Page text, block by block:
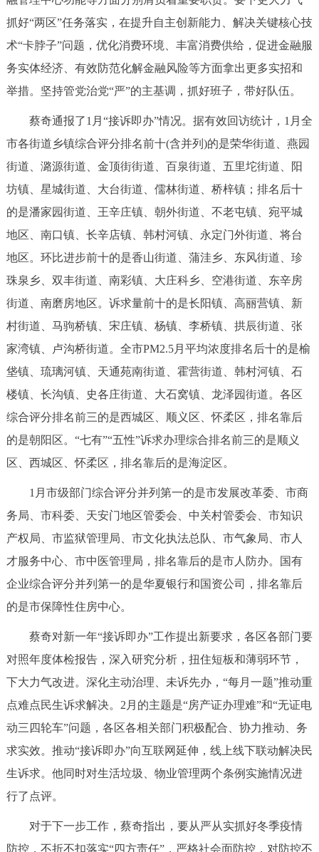
抓好“两区”任务落实，在提升自主创新能力、解决关键核心技
术“卡脖子”问题，优化消费环境、丰富消费供给，促进金融服
务实体经济、有效防范化解金融风险等方面拿出更多实招和
举措。坚持管党治党“严”的主基调，抓好班子，带好队伍。
蔡奇通报了1月“接诉即办”情况。据有效回访统计，1月全
市各街道乡镇综合评分排名前十(含并列)的是荣华街道、燕园
街道、潞源街道、金顶街街道、百泉街道、五里坨街道、阳
坊镇、星城街道、大台街道、儒林街道、桥梓镇；排名后十
的是潘家园街道、王辛庄镇、朝外街道、不老屯镇、宛平城
地区、南口镇、长辛店镇、韩村河镇、永定门外街道、将台
地区。环比进步前十的是香山街道、蒲洼乡、东风街道、珍
珠泉乡、双丰街道、南彩镇、大庄科乡、空港街道、东辛房
街道、南磨房地区。诉求量前十的是长阳镇、高丽营镇、新
村街道、马驹桥镇、宋庄镇、杨镇、李桥镇、拱辰街道、张
家湾镇、卢沟桥街道。全市PM2.5月平均浓度排名后十的是榆
垡镇、琉璃河镇、天通苑南街道、霍营街道、韩村河镇、石
楼镇、长沟镇、史各庄街道、大石窝镇、龙泽园街道。各区
综合评分排名前三的是西城区、顺义区、怀柔区，排名靠后
的是朝阳区。“七有”“五性”诉求办理综合排名前三的是顺义
区、西城区、怀柔区，排名靠后的是海淀区。
1月市级部门综合评分并列第一的是市发展改革委、市商
务局、市科委、天安门地区管委会、中关村管委会、市知识
产权局、市监狱管理局、市文化执法总队、市气象局、市人
才服务中心、市中医管理局，排名靠后的是市人防办。国有
企业综合评分并列第一的是华夏银行和国资公司，排名靠后
的是市保障性住房中心。
蔡奇对新一年“接诉即办”工作提出新要求，各区各部门要
对照年度体检报告，深入研究分析，扭住短板和薄弱环节，
下大力气改进。深化主动治理、未诉先办，“每月一题”推动重
点难点民生诉求解决。2月的主题是“房产证办理难”和“无证电
动三四轮车”问题，各区各相关部门积极配合、协力推动、务
求实效。推动“接诉即办”向互联网延伸，线上线下联动解决民
生诉求。他同时对生活垃圾、物业管理两个条例实施情况进
行了点评。
对于下一步工作，蔡奇指出，要从严从实抓好冬季疫情
防控，不折不扣落实“四方责任”，严格社会面防控，对防控不